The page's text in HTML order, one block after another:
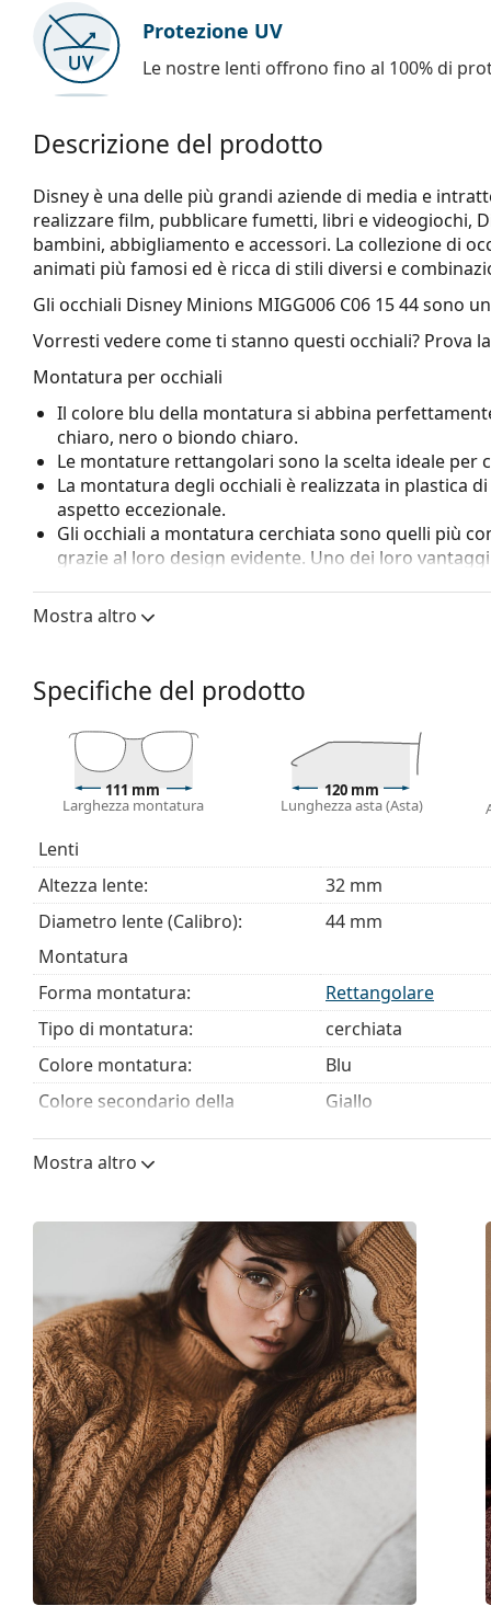
Protezione UV
Le nostre lenti offrono fino al 100% di
Descrizione del prodotto
Disney è una delle più grandi aziende di media e
realizzare film, pubblicare fumetti, libri e videogiochi,
bambini, abbigliamento e accessori. La collezione di
animati più famosi ed è ricca di stili diversi e
Gli occhiali Disney Minions MIGG006 C06 15 44sono
Vorresti vedere come ti stanno questi occhiali? Prova
Montatura per occhiali
Il colore blu della montatura si abbina
chiaro, nero o biondo chiaro.
Le montature rettangolari sono la scelta ideale per
La montatura degli occhiali è realizzata in plastica
aspetto eccezionale.
Gli occhiali a montatura cerchiata sono quelli più
grazie al loro design evidente. Uno dei loro
a tutte le lenti, comprese quelle con maggiore
Le cerniere a molla consentono alle aste un
Accessori
Consegniamo gli occhiali nella loro custodia
variare.
Esplora l'intera gamma di
occhiali da vista e scopri la
stili, oppure consulta la nostraguida agli occhiali da
È un dispositivo medico. Leggere attentamente le
Mostra altro
Specifiche del prodotto
111 mm
Larghezza montatura
120 mm
Lunghezza asta (Asta)
Lenti
Altezza lente:
32 mm
Diametro lente (Calibro):
44 mm
Montatura
Forma montatura:
Rettangolare
Tipo di montatura:
cerchiata
Colore montatura:
Blu
Colore secondario della
Giallo
Materiale montatura:
Larghezza montatura:
111 mm
Lunghezza asta (Asta):
120 mm
Ponte:
15 mm
Peso:
65 g
Naselli regolabili:
No
Cerniere a molla:
Sì
Clip-on:
No
Accessori
Custodia:
Panno per pulizia:
Altro
Mostra altro